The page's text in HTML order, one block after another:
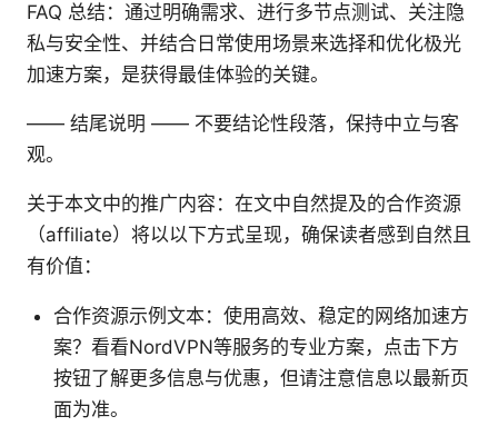
FAQ 总结：通过明确需求、进行多节点测试、关注隐
私与安全性、并结合日常使用场景来选择和优化极光
加速方案，是获得最佳体验的关键。
—— 结尾说明 —— 不要结论性段落，保持中立与客
观。
关于本文中的推广内容：在文中自然提及的合作资源
（affiliate）将以以下方式呈现，确保读者感到自然且
有价值：
合作资源示例文本：使用高效、稳定的网络加速方
案？看看NordVPN等服务的专业方案，点击下方
按钮了解更多信息与优惠，但请注意信息以最新页
面为准。